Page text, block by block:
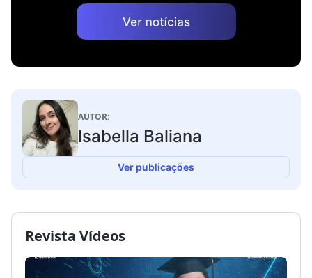
AUTOR:
Isabella Baliana
Ver publicações
Revista Vídeos